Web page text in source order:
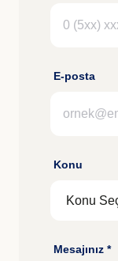
E-posta
Konu
Mesajınız *